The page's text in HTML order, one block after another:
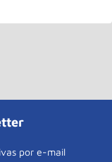
por e-mail